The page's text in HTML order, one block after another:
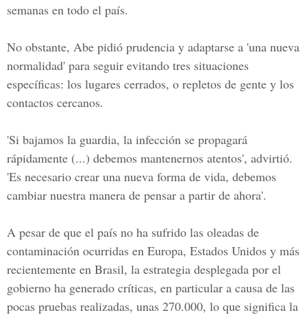
semanas en todo el país.
No obstante, Abe pidió prudencia y adaptarse a 'una nueva
normalidad' para seguir evitando tres situaciones
específicas: los lugares cerrados, o repletos de gente y los
contactos cercanos.
'Si bajamos la guardia, la infección se propagará
rápidamente (...) debemos mantenernos atentos', advirtió.
'Es necesario crear una nueva forma de vida, debemos
cambiar nuestra manera de pensar a partir de ahora'.
A pesar de que el país no ha sufrido las oleadas de
contaminación ocurridas en Europa, Estados Unidos y más
recientemente en Brasil, la estrategia desplegada por el
gobierno ha generado críticas, en particular a causa de las
pocas pruebas realizadas, unas 270.000, lo que significa la